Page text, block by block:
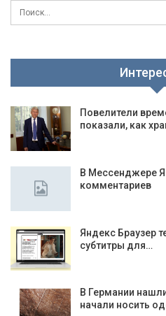
Повелители
показали, как
В Мессенджере
комментариев
Яндекс Браузер
субтитры для…
В Германии
начали носить